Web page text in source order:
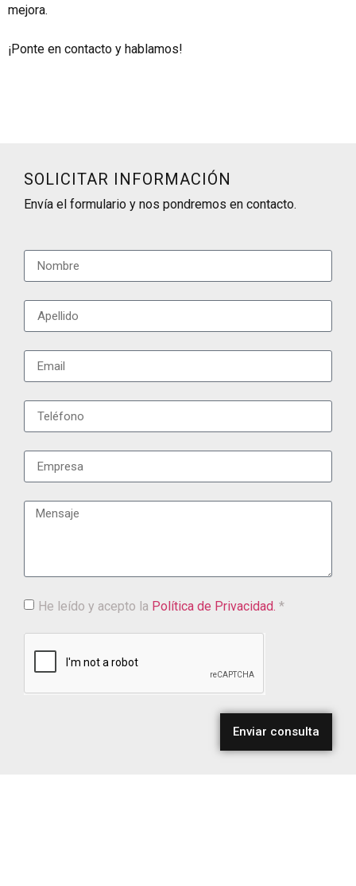
mejora.
¡Ponte en contacto y hablamos!
SOLICITAR INFORMACIÓN
Envía el formulario y nos pondremos en contacto.
He leído y acepto la Política de Privacidad. *
Enviar consulta